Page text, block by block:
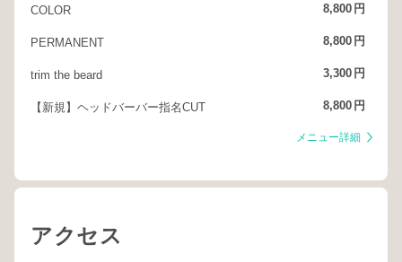
COLOR 8,800 円
PERMANENT 8,800 円
trim the beard 3,300 円
【新規】ヘッドバーバー指名CUT 8,800 円
メニュー詳細
アクセス